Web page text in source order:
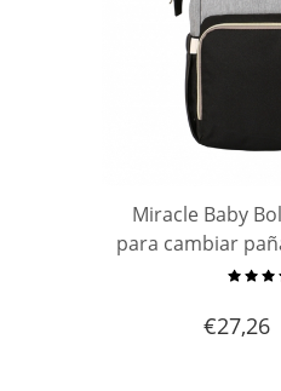
Miracle Baby
para cambiar
USB, bolsillos
mochila
€27,26